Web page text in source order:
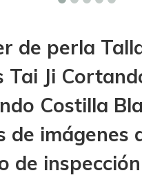
de perla
Tai Ji
Costilla
de imágenes
de inspección